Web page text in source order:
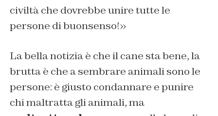
civiltà che dovrebbe unire tutte le
persone di buonsenso!»
La bella notizia è che il cane sta bene, la
brutta è che a sembrare animali sono le
persone: è giusto condannare e punire
chi maltratta gli animali, ma